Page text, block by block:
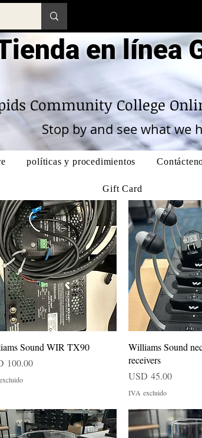
Community College
en línea
Stop by and see what we
políticas y procedimientos
Gift Card
Vista rápida
Sound WIR TX90
100.00
Vista
Williams Sound
receivers
Precio
USD 45.00
IVA excluido